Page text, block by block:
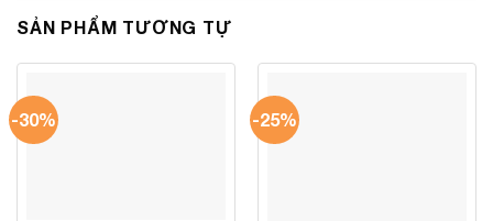
SẢN PHẨM TƯƠNG TỰ
-30% -25%